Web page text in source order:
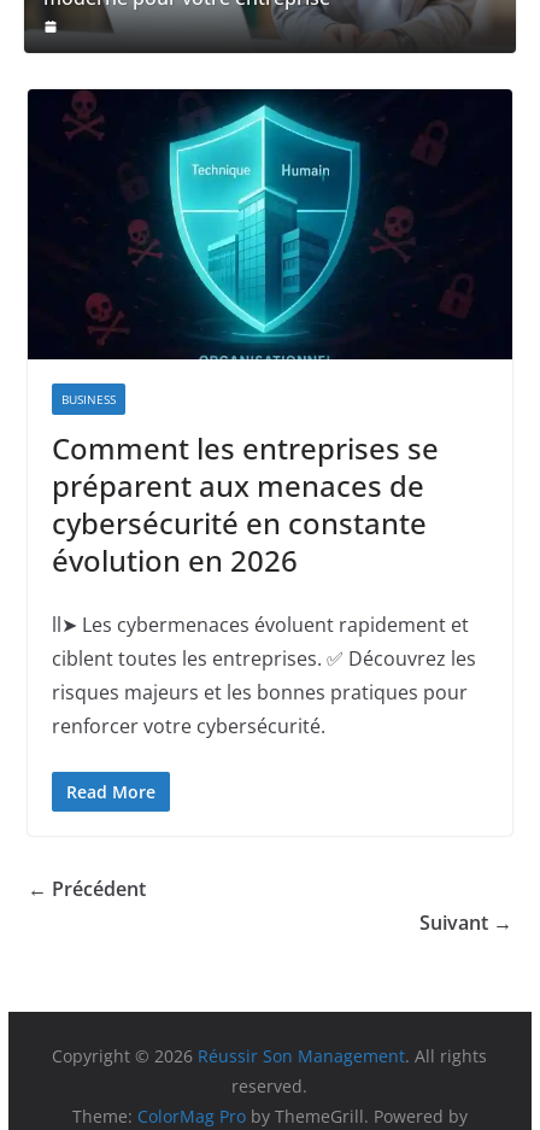
BUSINESS
Comment les entreprises se
préparent aux menaces de
cybersécurité en constante
évolution en 2026
ll➤ Les cybermenaces évoluent rapidement et
ciblent toutes les entreprises. ✅ Découvrez les
risques majeurs et les bonnes pratiques pour
renforcer votre cybersécurité.
Read More
← Précédent
Suivant →
Copyright © 2026 Réussir Son Management. All rights
reserved.
Theme: ColorMag Proby ThemeGrill. Powered by